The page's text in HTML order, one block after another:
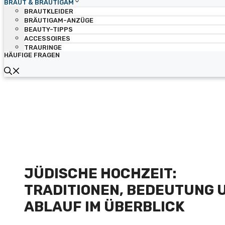
BRAUT & BRÄUTIGAM
BRAUTKLEIDER
BRÄUTIGAM-ANZÜGE
BEAUTY-TIPPS
ACCESSOIRES
TRAURINGE
HÄUFIGE FRAGEN
JÜDISCHE HOCHZEIT:
TRADITIONEN, BEDEUTUNG
ABLAUF IM ÜBERBLICK